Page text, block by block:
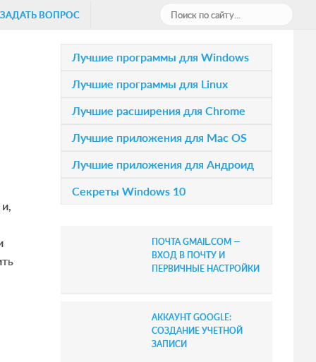
ЗАДАТЬ ВОПРОС
о
и
с
к
с
т
.
.
P
m
y
Лучшие программы для Windows
Лучшие программы для Linux
Лучшие расширения для Chrome
Лучшие приложения для Mac OS
Лучшие приложения для Андроид
Секреты Windows 10
ПОЧТА GMAIL.COM —
ВХОД В ПОЧТУ И
ПЕРВИЧНЫЕ НАСТРОЙКИ
АККАУНТ GOOGLE:
СОЗДАНИЕ УЧЕТНОЙ
ЗАПИСИ